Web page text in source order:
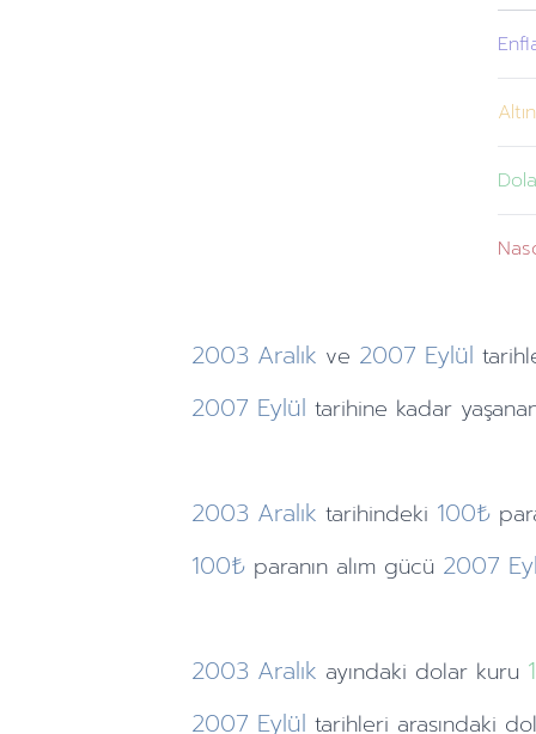
Altın
2003 Aralık ve 2007 Eylül
2007 Eylül tarihine kadar
2003 Aralık tarihindeki 100₺
100₺ paranın alım gücü 2007
2003 Aralık ayındaki dolar kuru
2007 Eylül tarihleri arasındaki